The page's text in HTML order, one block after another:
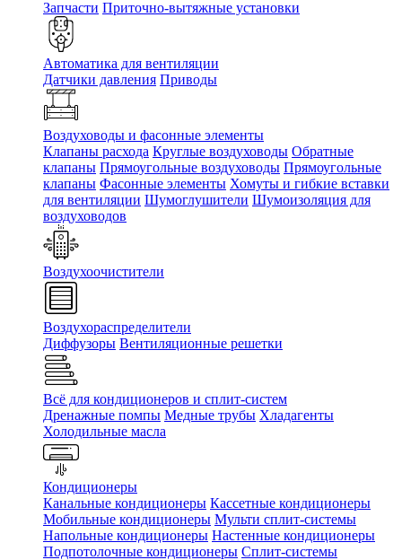
Запчасти Приточно-вытяжные установки
Автоматика для вентиляции
Датчики давления Приводы
Воздуховоды и фасонные элементы
Клапаны расхода Круглые воздуховоды Обратные
клапаны Прямоугольные воздуховоды Прямоугольные
клапаны Фасонные элементы Хомуты и гибкие вставки
для вентиляции Шумоглушители Шумоизоляция для
воздуховодов
Воздухоочистители
Воздухораспределители
Диффузоры Вентиляционные решетки
Всё для кондиционеров и сплит-систем
Дренажные помпы Медные трубы Хладагенты
Холодильные масла
Кондиционеры
Канальные кондиционеры Кассетные кондиционеры
Мобильные кондиционеры Мульти сплит-системы
Напольные кондиционеры Настенные кондиционеры
Подпотолочные кондиционеры Сплит-системы